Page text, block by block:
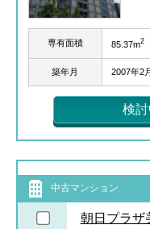
専有面積 85.37m2
築年月 2007年2
検
中古マンション
朝日プラザ